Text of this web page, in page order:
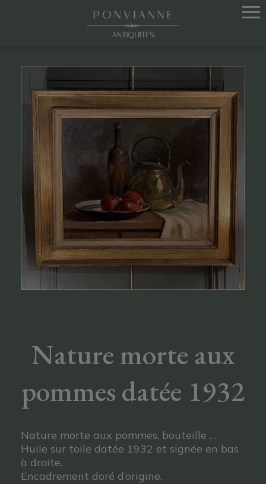
Nature morte aux
pommes datée 1932
Nature morte aux pommes, bouteille …
Huile sur toile datée 1932 et signée en bas
à droite.
Encadrement doré d’origine.